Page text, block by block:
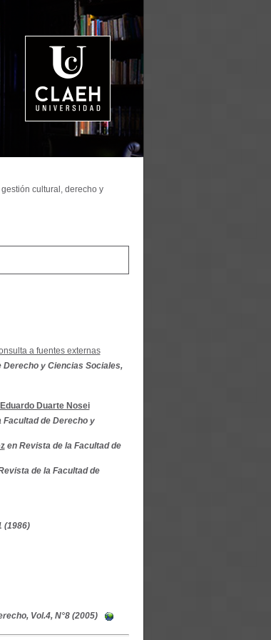
a fuentes externas
Derecho y Ciencias Sociales,
Eduardo Duarte Nosei
Facultad de Derecho y
en Revista de la Facultad de
de la Facultad de
(1986)
Vol.4, N°8 (2005)
cultural, derecho y